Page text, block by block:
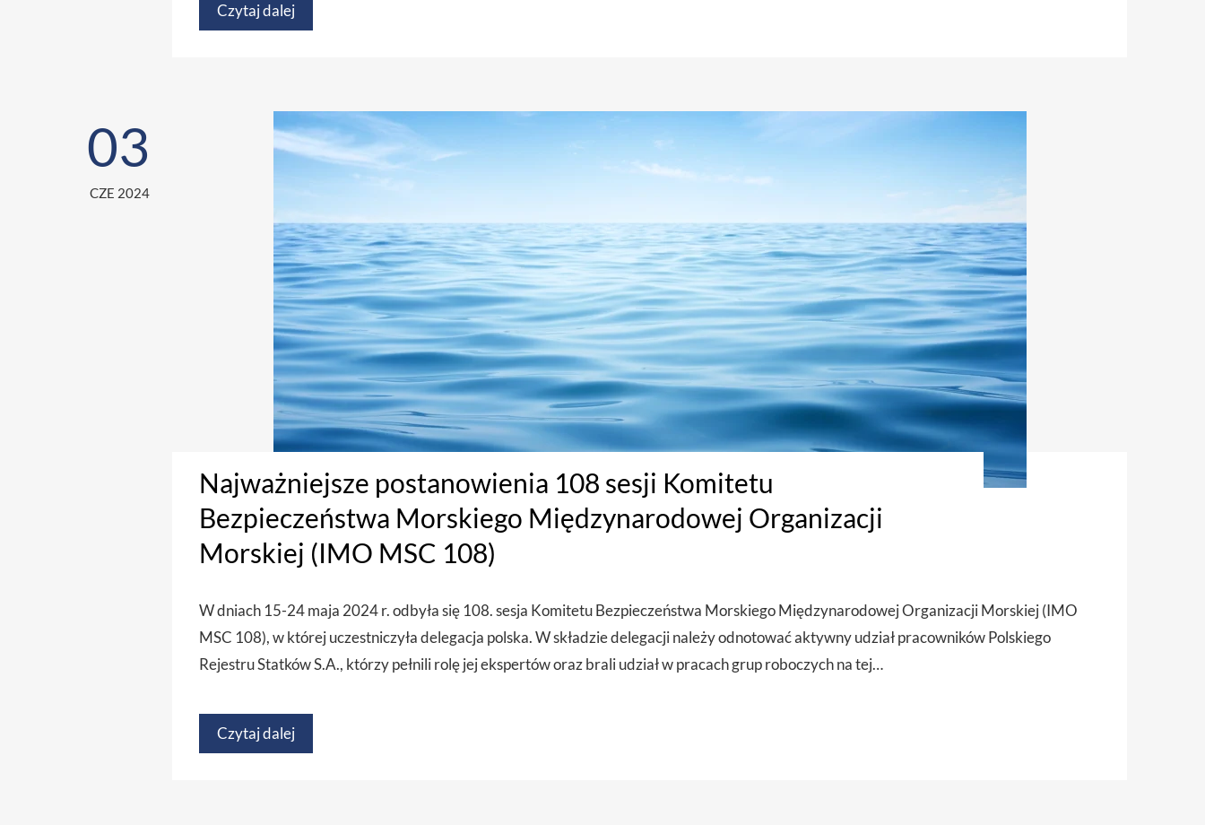
Czytaj dalej
03
CZE 2024
Najważniejsze postanowienia 108 sesji Komitetu
Bezpieczeństwa Morskiego Międzynarodowej Organizacji
Morskiej (IMO MSC 108)
W dniach 15-24 maja 2024 r. odbyła się 108. sesja Komitetu Bezpieczeństwa Morskiego Międzynarodowej Organizacji Morskiej (IMO
MSC 108), w której uczestniczyła delegacja polska. W składzie delegacji należy odnotować aktywny udział pracowników Polskiego
Rejestru Statków S.A., którzy pełnili rolę jej ekspertów oraz brali udział w pracach grup roboczych na tej…
Czytaj dalej